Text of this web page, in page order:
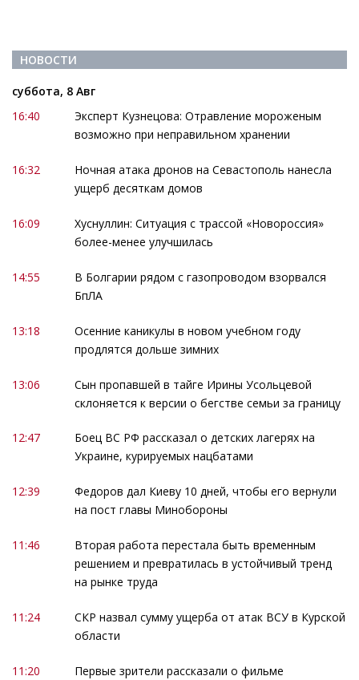
НОВОСТИ
суббота, 8 Авг
16:40
Эксперт Кузнецова: Отравление мороженым
возможно при неправильном хранении
16:32
Ночная атака дронов на Севастополь нанесла
ущерб десяткам домов
16:09
Хуснуллин: Ситуация с трассой «Новороссия»
более-менее улучшилась
14:55
В Болгарии рядом с газопроводом взорвался
БпЛА
13:18
Осенние каникулы в новом учебном году
продлятся дольше зимних
13:06
Сын пропавшей в тайге Ирины Усольцевой
склоняется к версии о бегстве семьи за границу
12:47
Боец ВС РФ рассказал о детских лагерях на
Украине, курируемых нацбатами
12:39
Федоров дал Киеву 10 дней, чтобы его вернули
на пост главы Минобороны
11:46
Вторая работа перестала быть временным
решением и превратилась в устойчивый тренд
на рынке труда
11:24
СКР назвал сумму ущерба от атак ВСУ в Курской
области
11:20
Первые зрители рассказали о фильме